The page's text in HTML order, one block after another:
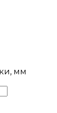
мм